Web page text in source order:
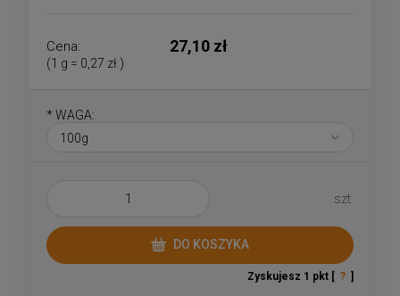
Cena: 27,10 zł
(1 g = 0,27 zł )
* WAGA:
szt.
DO KOSZYKA
Zyskujesz 1 pkt [ ? ]